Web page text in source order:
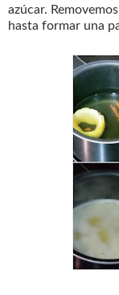
azúcar.
hasta formar una